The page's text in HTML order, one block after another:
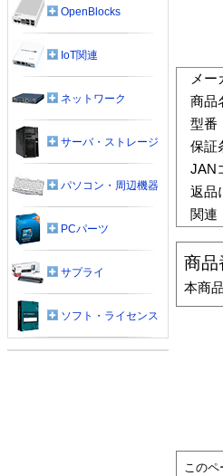
メー
商品
型番
保証
JAN
返品
関連
商品
本商
このペ
OpenBlocks
IoT関連
ネットワーク
サーバ・ストレージ
パソコン・周辺機器
PCパーツ
サプライ
ソフト・ライセンス